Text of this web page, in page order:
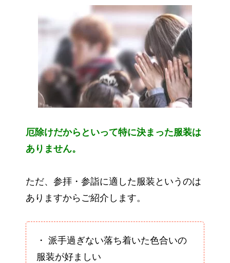
厄除けだからといって特に決まった服装は
ありません。
ただ、参拝・参詣に適した服装というのは
ありますからご紹介します。
・ 派手過ぎない落ち着いた色合いの
服装が好ましい